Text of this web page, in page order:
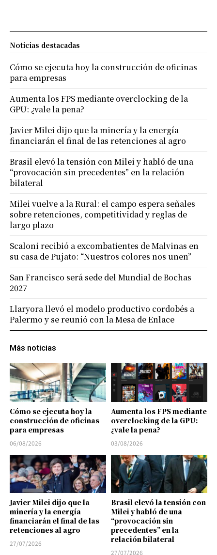
Más noticias
Cómo se ejecuta hoy la
construcción de oficinas
para empresas
06/08/2026
Aumenta los FPS mediante
overclocking de la GPU:
¿vale la pena?
03/08/2026
Javier Milei dijo que la
minería y la energía
financiarán el final de las
retenciones al agro
27/07/2026
Brasil elevó la tensión con
Milei y habló de una
“provocación sin
precedentes” en la
relación bilateral
27/07/2026
Noticias destacadas
Cómo se ejecuta hoy la construcción de oficinas
para empresas
Aumenta los FPS mediante overclocking de la
GPU: ¿vale la pena?
Javier Milei dijo que la minería y la energía
financiarán el final de las retenciones al agro
Brasil elevó la tensión con Milei y habló de una
“provocación sin precedentes” en la relación
bilateral
Milei vuelve a la Rural: el campo espera señales
sobre retenciones, competitividad y reglas de
largo plazo
Scaloni recibió a excombatientes de Malvinas en
su casa de Pujato: “Nuestros colores nos unen”
San Francisco será sede del Mundial de Bochas
2027
Llaryora llevó el modelo productivo cordobés a
Palermo y se reunió con la Mesa de Enlace